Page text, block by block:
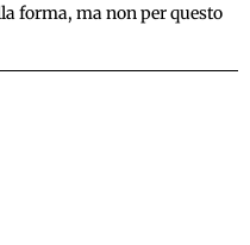
forma, ma non per questo